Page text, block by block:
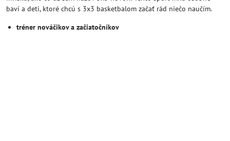
baví a deti, ktoré chcú s 3x3 basketbalom začať rád niečo naučím.
tréner nováčikov a začiatočníkov